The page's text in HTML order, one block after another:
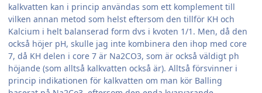
kalkvatten kan i princip användas som ett komplement till
vilken annan metod som helst eftersom den tillför KH och
Kalcium i helt balanserad form dvs i kvoten 1/1. Men, då den
också höjer pH, skulle jag inte kombinera den ihop med core
7, då KH delen i core 7 är Na2CO3, som är också väldigt ph
höjande (som alltså kalkvatten också är). Alltså försvinner i
princip indikationen för kalkvatten om man kör Balling